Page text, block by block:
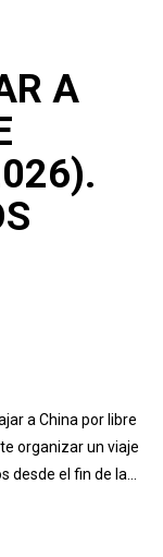
A
a China por libre
organizar un viaje
desde el fin de la…